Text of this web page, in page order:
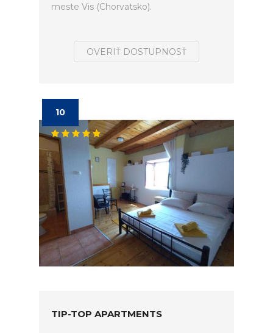
meste Vis (Chorvatsko).
OVERIŤ DOSTUPNOSŤ
10
TIP-TOP APARTMENTS